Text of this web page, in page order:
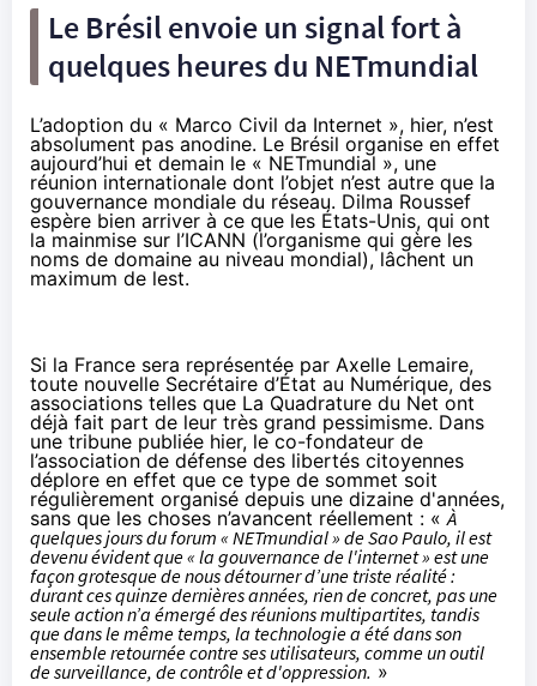
Le Brésil envoie un signal fort à
quelques heures du NETmundial
L’adoption du « Marco Civil da Internet », hier, n’est
absolument pas anodine. Le Brésil organise en effet
aujourd’hui et demain le « NETmundial », une
réunion internationale dont l’objet n’est autre que la
gouvernance mondiale du réseau. Dilma Roussef
espère bien arriver à ce que les États-Unis, qui ont
la mainmise sur l’ICANN (l’organisme qui gère les
noms de domaine au niveau mondial), lâchent un
maximum de lest.
Si la France sera représentée par Axelle Lemaire,
toute nouvelle Secrétaire d’État au Numérique, des
associations telles que La Quadrature du Net ont
déjà fait part de leur très grand pessimisme. Dans
une tribune publiée hier, le co-fondateur de
l’association de défense des libertés citoyennes
déplore en effet que ce type de sommet soit
régulièrement organisé depuis une dizaine d'années,
sans que les choses n’avancent réellement : «À
quelques jours du forum « NETmundial » de Sao Paulo, il est
devenu évident que « la gouvernance de l'internet » est une
façon grotesque de nous détourner d’une triste réalité :
durant ces quinze dernières années, rien de concret, pas une
seule action n’a émergé des réunions multipartites, tandis
que dans le même temps, la technologie a été dans son
ensemble retournée contre ses utilisateurs, comme un outil
de surveillance, de contrôle et d'oppression. »